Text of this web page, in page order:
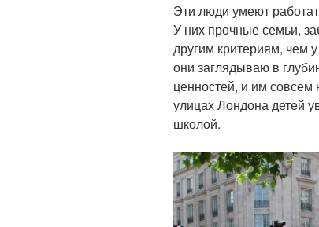
Эти люди умеют
У них прочные семьи,
другим критериям, чем
они заглядываю в
ценностей, и им совсем
улицах Лондона детей
школой.